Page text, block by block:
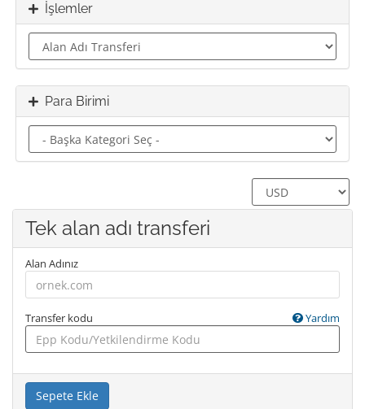
İşlemler
Para Birimi
Tek alan adı transferi
Alan Adınız
Transfer kodu Yardım
Sepete Ekle